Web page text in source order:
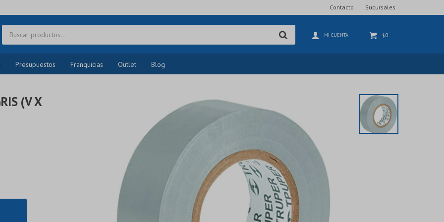
Presupuestos Franquicias Outlet Blog
$0
Contacto Sucursales
(V X